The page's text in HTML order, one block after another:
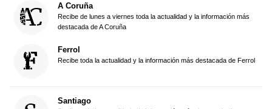
A Coruña
Recibe de lunes a viernes toda la actualidad y la información más
destacada de A Coruña
Ferrol
Recibe toda la actualidad y la información más destacada de Ferrol
Santiago